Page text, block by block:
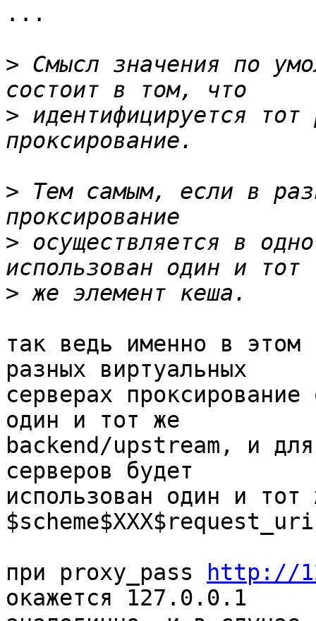
...
> Смысл значения по
> идентифицируется
> Тем самым, если в
> осуществляется в
>
так ведь именно в
разных виртуальных
серверах
один и тот же
backend/upstream, и
серверов будет
использован один и тот
при proxy_pass
http://
окажется 127.0.0.1